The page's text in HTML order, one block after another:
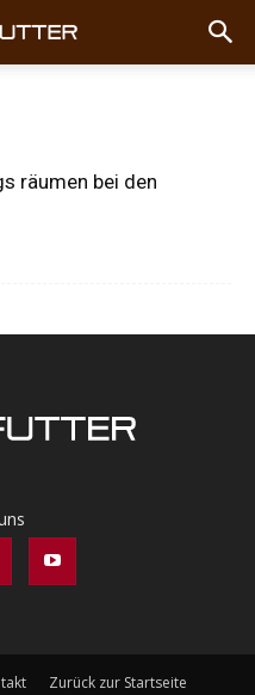
räumen bei den
Zurück zur Startseite